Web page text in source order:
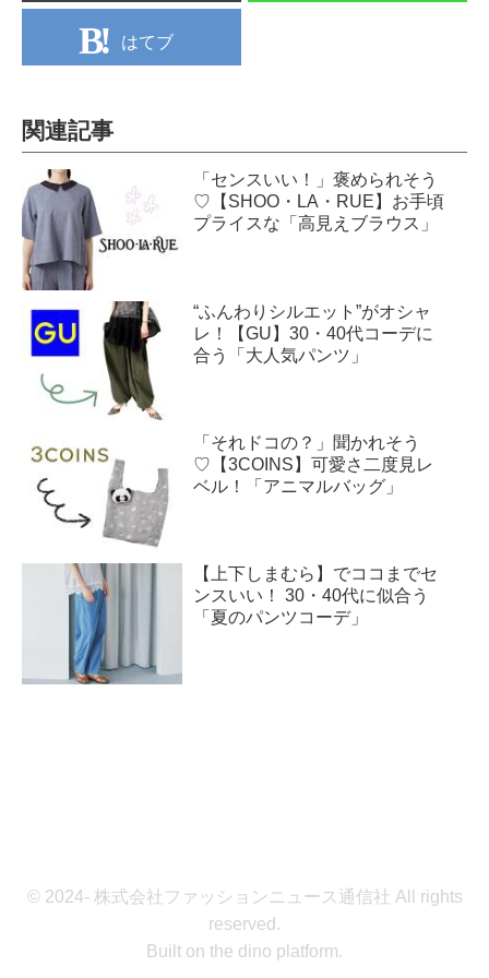
はてブ
関連記事
「センスいい！」褒められそう
♡【SHOO・LA・RUE】お手頃
プライスな「高見えブラウス」
“ふんわりシルエット”がオシャ
レ！【GU】30・40代コーデに
合う「大人気パンツ」
「それドコの？」聞かれそう
♡【3COINS】可愛さ二度見レ
ベル！「アニマルバッグ」
【上下しまむら】でココまでセ
ンスいい！ 30・40代に似合う
「夏のパンツコーデ」
© 2024- 株式会社ファッションニュース通信社 All rights
reserved.
Built on the dino platform.